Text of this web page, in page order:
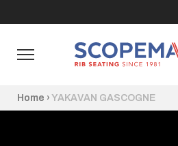
Home › YAKAVAN GASCOGNE